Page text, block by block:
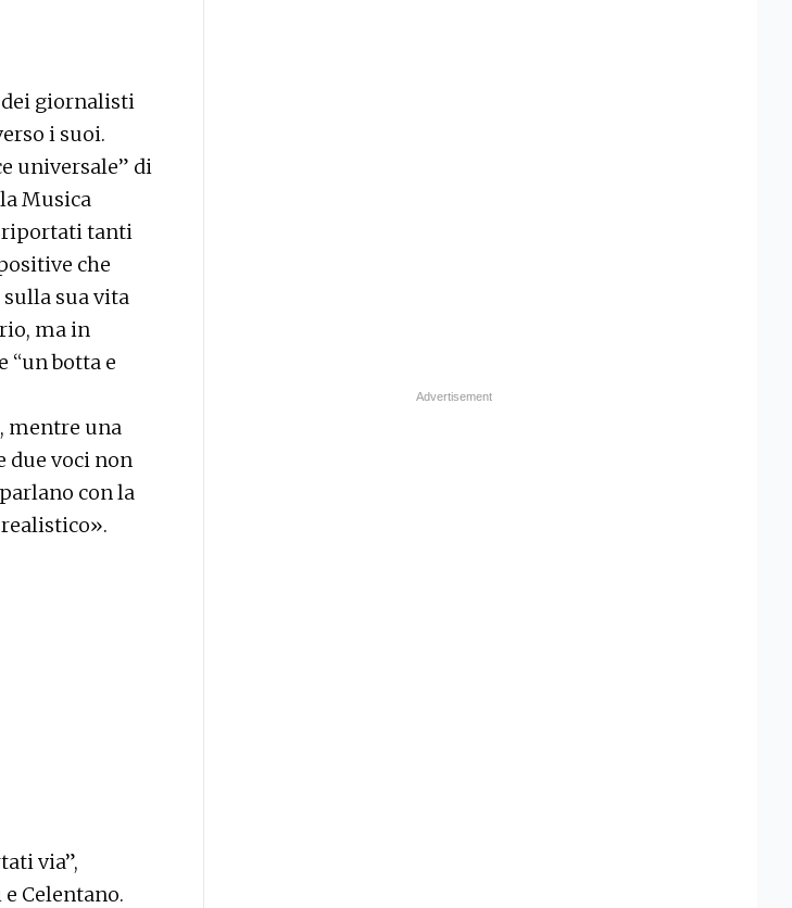
giornalisti
i suoi.
universale” di
Musica
riportati tanti
che
sua vita
ma in
“un botta e
mentre una
voci non
con la
via”,
Celentano.